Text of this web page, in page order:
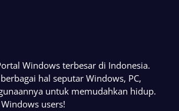
Windows terbesar di Indonesia.
hal seputar Windows, PC,
untuk memudahkan hidup.
users!